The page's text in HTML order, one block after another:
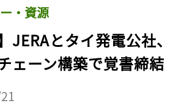
・資源
】JERAとタイ発電公社
ェーン構築で覚書締結